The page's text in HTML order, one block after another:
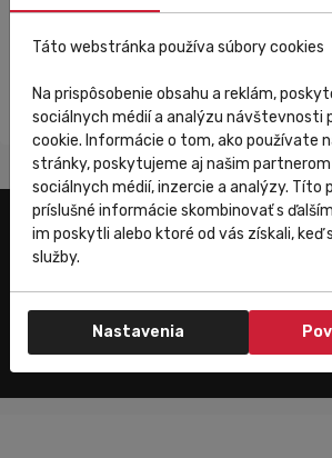
Užitočné odkazy
E-shop
Trenujeme
Táto webstránka používa súbory cookies
Na prispôsobenie obsahu a reklám,
sociálnych médií a analýzu návštevnosti
cookie. Informácie o tom, ako používate
stránky, poskytujeme aj našim
sociálnych médií, inzercie a analýzy. Títo
príslušné informácie skombinovať s
im poskytli alebo ktoré od vás získali, keď
služby.
Nastavenia